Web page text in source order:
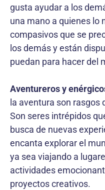
gusta ayudar a los
una mano a quienes lo
compasivos que se
los demás y están
puedan para hacer del
Aventureros y
la aventura son
Son seres intrépidos
busca de nuevas
encanta explorar el
ya sea viajando a
actividades
proyectos creativos.